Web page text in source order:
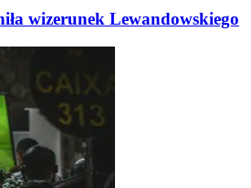
wizerunek Lewandowskiego